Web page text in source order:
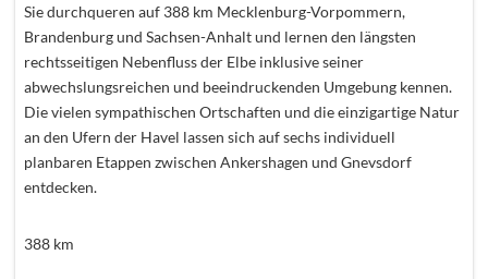
Sie durchqueren auf 388 km Mecklenburg-Vorpommern,
Brandenburg und Sachsen-Anhalt und lernen den längsten
rechtsseitigen Nebenfluss der Elbe inklusive seiner
abwechslungsreichen und beeindruckenden Umgebung kennen.
Die vielen sympathischen Ortschaften und die einzigartige Natur
an den Ufern der Havel lassen sich auf sechs individuell
planbaren Etappen zwischen Ankershagen und Gnevsdorf
entdecken.
388km